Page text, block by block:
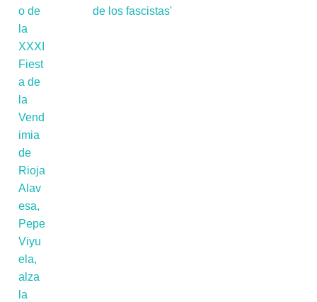
de los fascistas'